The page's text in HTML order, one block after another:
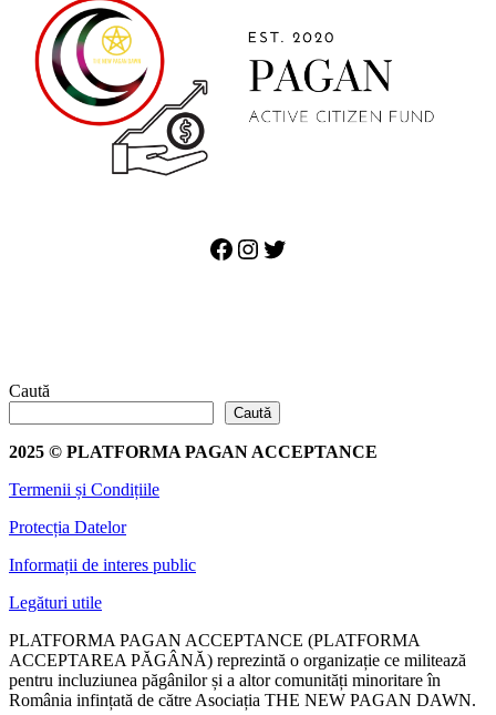
Facebook
Instagram
Twitter
Caută
Caută
2025 © PLATFORMA PAGAN ACCEPTANCE
Termenii și Condițiile
Protecția Datelor
Informații de interes public
Legături utile
PLATFORMA PAGAN ACCEPTANCE (PLATFORMA
ACCEPTAREA PĂGÂNĂ) reprezintă o organizație ce militează
pentru incluziunea păgânilor și a altor comunități minoritare în
România infințată de către Asociația THE NEW PAGAN DAWN.